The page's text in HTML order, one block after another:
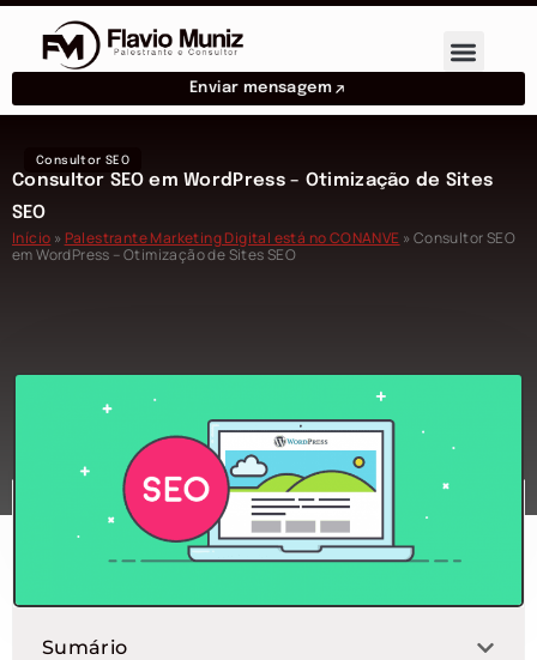
Enviar mensagem
Consultor SEO
Consultor SEO em WordPress – Otimização de Sites
SEO
Início »Palestrante Marketing Digital está no CONANVE »Consultor SEO
em WordPress – Otimização de Sites SEO
Sumário